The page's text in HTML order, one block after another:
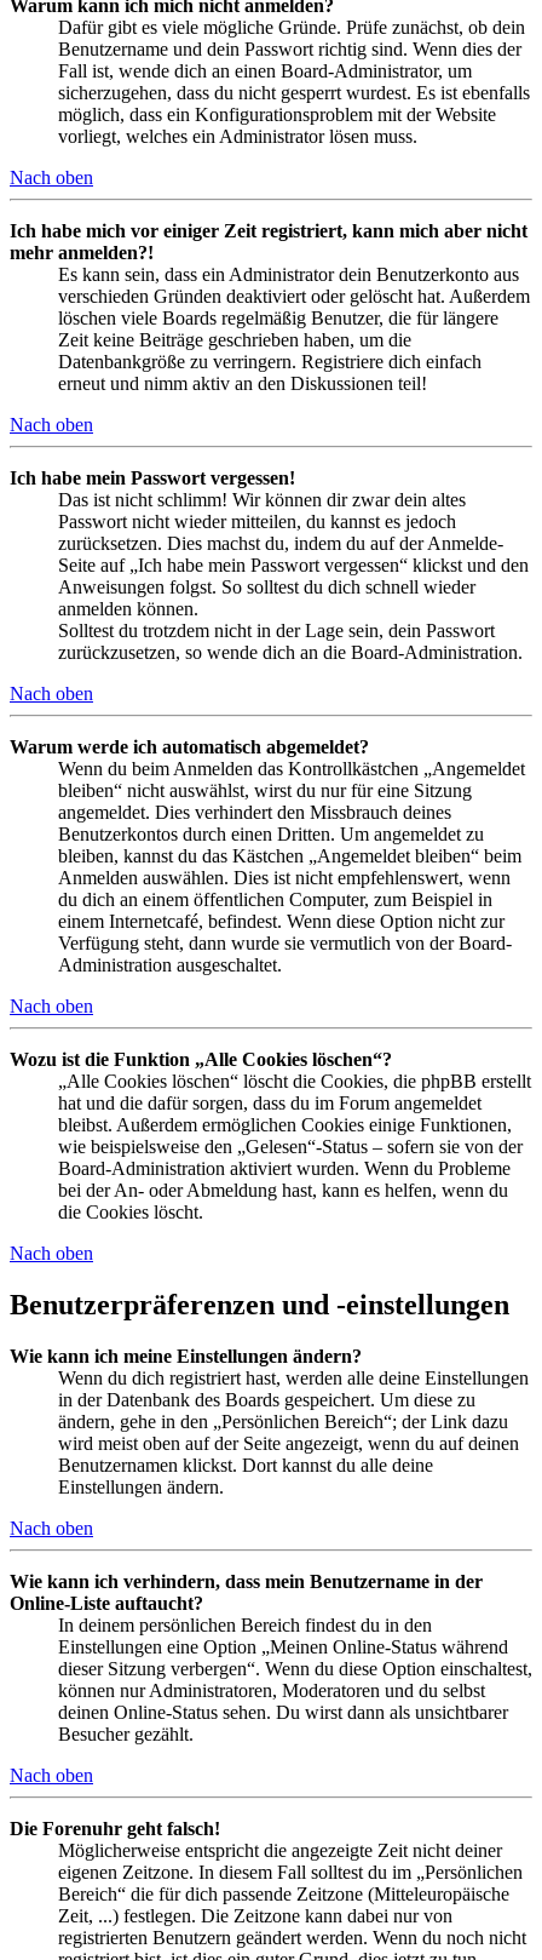
Warum kann ich mich nicht anmelden?
Dafür gibt es viele mögliche Gründe. Prüfe zunächst, ob dein
Benutzername und dein Passwort richtig sind. Wenn dies der
Fall ist, wende dich an einen Board-Administrator, um
sicherzugehen, dass du nicht gesperrt wurdest. Es ist ebenfalls
möglich, dass ein Konfigurationsproblem mit der Website
vorliegt, welches ein Administrator lösen muss.
Nach oben
Ich habe mich vor einiger Zeit registriert, kann mich aber nicht
mehr anmelden?!
Es kann sein, dass ein Administrator dein Benutzerkonto aus
verschieden Gründen deaktiviert oder gelöscht hat. Außerdem
löschen viele Boards regelmäßig Benutzer, die für längere
Zeit keine Beiträge geschrieben haben, um die
Datenbankgröße zu verringern. Registriere dich einfach
erneut und nimm aktiv an den Diskussionen teil!
Nach oben
Ich habe mein Passwort vergessen!
Das ist nicht schlimm! Wir können dir zwar dein altes
Passwort nicht wieder mitteilen, du kannst es jedoch
zurücksetzen. Dies machst du, indem du auf der Anmelde-
Seite auf „Ich habe mein Passwort vergessen“ klickst und den
Anweisungen folgst. So solltest du dich schnell wieder
anmelden können.
Solltest du trotzdem nicht in der Lage sein, dein Passwort
zurückzusetzen, so wende dich an die Board-Administration.
Nach oben
Warum werde ich automatisch abgemeldet?
Wenn du beim Anmelden das Kontrollkästchen „Angemeldet
bleiben“ nicht auswählst, wirst du nur für eine Sitzung
angemeldet. Dies verhindert den Missbrauch deines
Benutzerkontos durch einen Dritten. Um angemeldet zu
bleiben, kannst du das Kästchen „Angemeldet bleiben“ beim
Anmelden auswählen. Dies ist nicht empfehlenswert, wenn
du dich an einem öffentlichen Computer, zum Beispiel in
einem Internetcafé, befindest. Wenn diese Option nicht zur
Verfügung steht, dann wurde sie vermutlich von der Board-
Administration ausgeschaltet.
Nach oben
Wozu ist die Funktion „Alle Cookies löschen“?
„Alle Cookies löschen“ löscht die Cookies, die phpBB erstellt
hat und die dafür sorgen, dass du im Forum angemeldet
bleibst. Außerdem ermöglichen Cookies einige Funktionen,
wie beispielsweise den „Gelesen“-Status – sofern sie von der
Board-Administration aktiviert wurden. Wenn du Probleme
bei der An- oder Abmeldung hast, kann es helfen, wenn du
die Cookies löscht.
Nach oben
Benutzerpräferenzen und -einstellungen
Wie kann ich meine Einstellungen ändern?
Wenn du dich registriert hast, werden alle deine Einstellungen
in der Datenbank des Boards gespeichert. Um diese zu
ändern, gehe in den „Persönlichen Bereich“; der Link dazu
wird meist oben auf der Seite angezeigt, wenn du auf deinen
Benutzernamen klickst. Dort kannst du alle deine
Einstellungen ändern.
Nach oben
Wie kann ich verhindern, dass mein Benutzername in der
Online-Liste auftaucht?
In deinem persönlichen Bereich findest du in den
Einstellungen eine Option „Meinen Online-Status während
dieser Sitzung verbergen“. Wenn du diese Option einschaltest,
können nur Administratoren, Moderatoren und du selbst
deinen Online-Status sehen. Du wirst dann als unsichtbarer
Besucher gezählt.
Nach oben
Die Forenuhr geht falsch!
Möglicherweise entspricht die angezeigte Zeit nicht deiner
eigenen Zeitzone. In diesem Fall solltest du im „Persönlichen
Bereich“ die für dich passende Zeitzone (Mitteleuropäische
Zeit, ...) festlegen. Die Zeitzone kann dabei nur von
registrierten Benutzern geändert werden. Wenn du noch nicht